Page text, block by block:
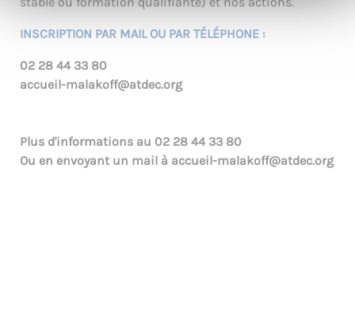
INSCRIPTION PAR MAIL OU PAR TÉLÉPHONE :
02 28 44 33 80
accueil-malakoff@atdec.org
Plus d'informations au 02 28 44 33 80
Ou en envoyant un mail à accueil-malakoff@atdec.org